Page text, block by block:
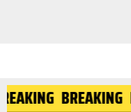
BREAKING